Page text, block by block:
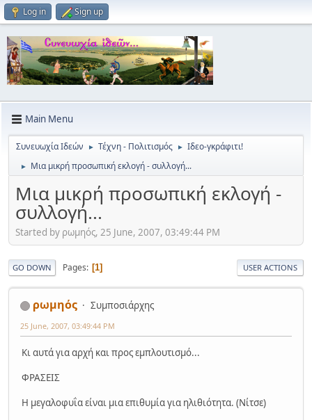
Log in Sign up
Main Menu
Συνευωχία Ιδεών ► Τέχνη - Πολιτισμός ► Ιδεο-γκράφιτι!
► Μια μικρή προσωπική εκλογή - συλλογή...
Μια μικρή προσωπική εκλογή -
συλλογή...
Started by ρωμηός, 25 June, 2007, 03:49:44 PM
GO DOWN Pages 1 USER ACTIONS
ρωμηός Συμποσιάρχης
25 June, 2007, 03:49:44 PM
Κι αυτά για αρχή και προς εμπλουτισμό...
ΦΡΑΣΕΙΣ
Η μεγαλοφυΐα είναι μια επιθυμία για ηλιθιότητα. (Νίτσε)